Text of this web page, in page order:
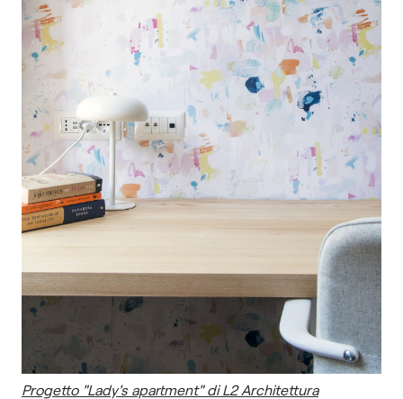
Progetto "Lady's apartment" di L2 Architettura